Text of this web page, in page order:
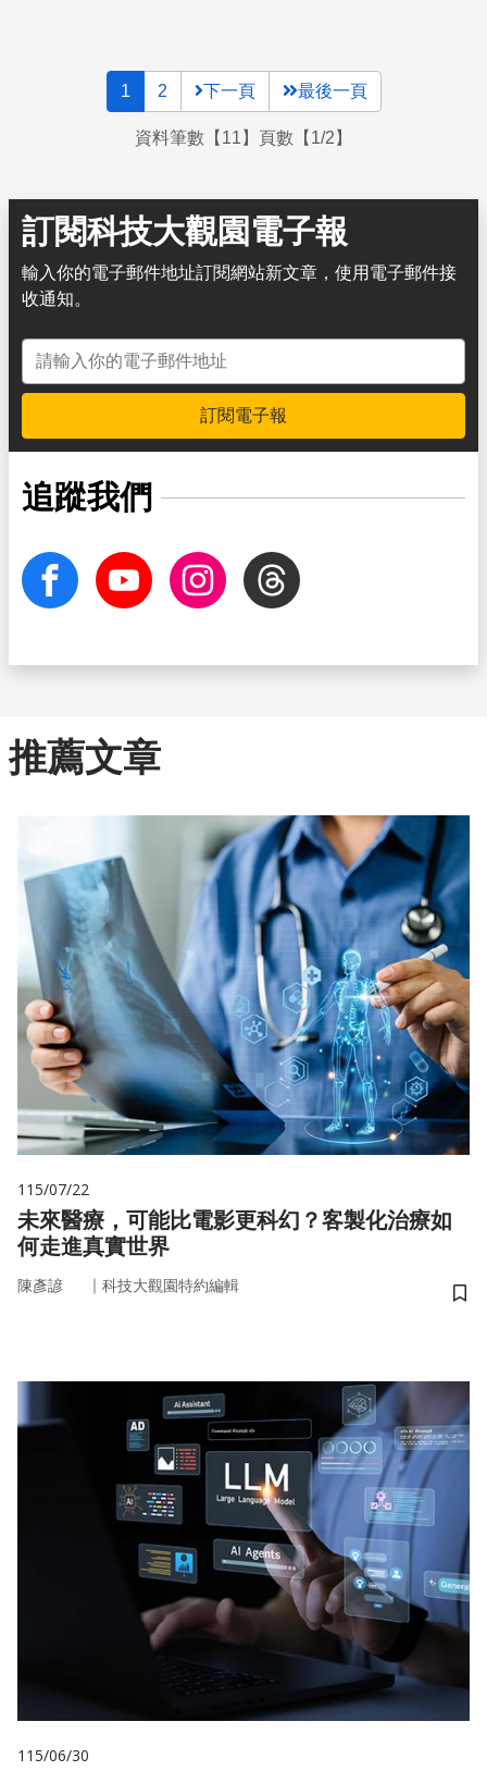
1 2 下一頁 最後一頁
資料筆數【11】頁數【1/2】
訂閱科技大觀園電子報
輸入你的電子郵件地址訂閱網站新文章，使用電子郵件接
收通知。
電子郵件地址
訂閱電子報
追蹤我們
facebook Youtube InstagramThreads
推薦文章
115/07/22
未來醫療，可能比電影更科幻？客製化治療如
何走進真實世界
陳彥諺 ｜ 科技大觀園特約編輯
儲
115/06/30